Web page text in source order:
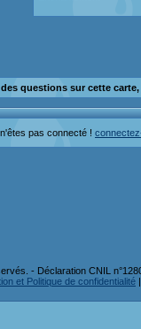
questions sur cette
pas connecté !
- Déclaration CNIL
et Politique de confidentialité